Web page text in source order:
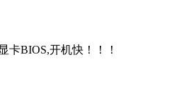
卡BIOS,开机快！！！